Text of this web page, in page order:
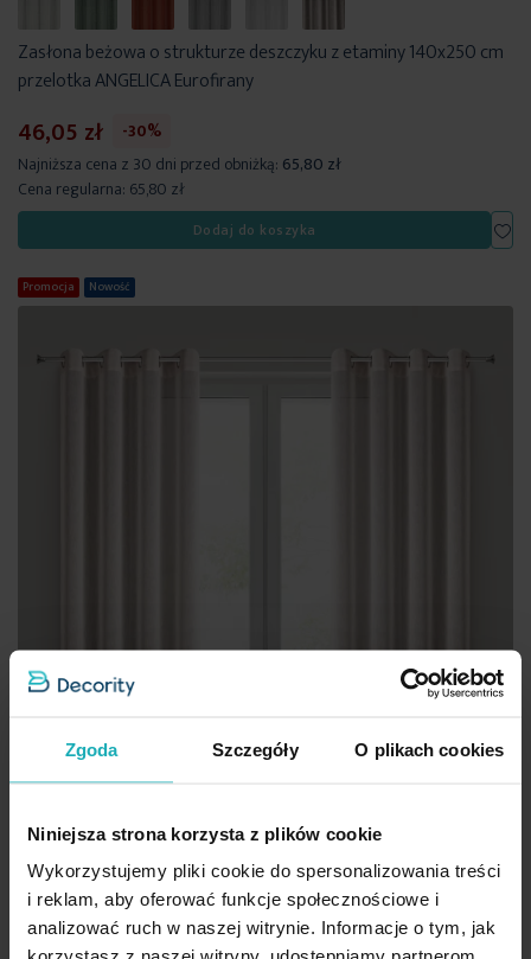
Zgoda Szczegóły O plikach cookies
Niniejsza strona korzysta z plików cookie
Wykorzystujemy pliki cookie do spersonalizowania treści
i reklam, aby oferować funkcje społecznościowe i
analizować ruch w naszej witrynie. Informacje o tym, jak
Zasłona beżowa o strukturze deszczyku z etaminy 140x250 cm
przelotka ANGELICA Eurofirany
46,05 zł
-30%
Najniższa cena z 30 dni przed obniżką: 65,80 zł
Cena regularna: 65,80 zł
Dodaj do koszyka
Promocja Nowość
Zasłona w stylu eko różowa z efektem deszczyku 140x250 cm